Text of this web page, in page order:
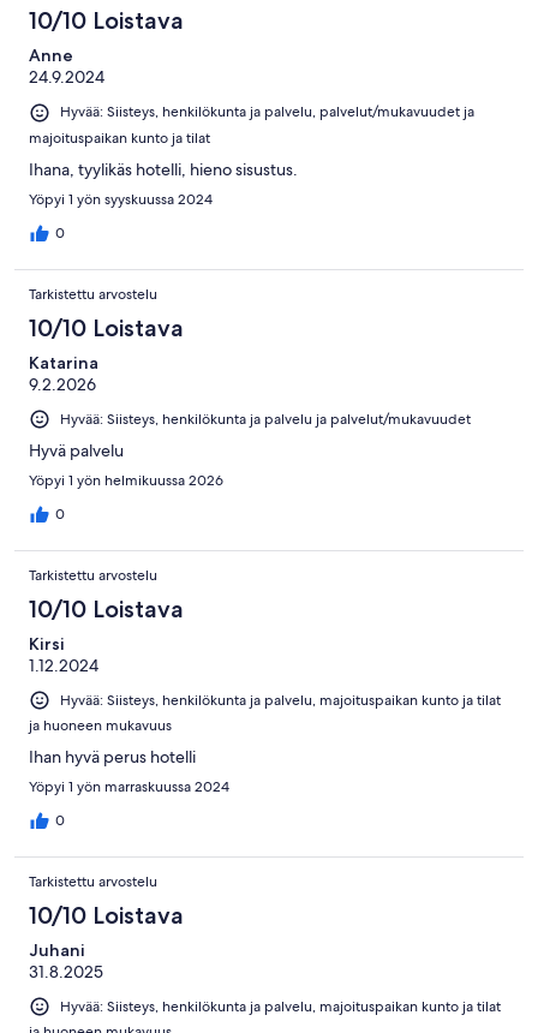
10/10 Loistava
Anne
24.9.2024
Hyvää: Siisteys, henkilökunta ja palvelu, palvelut/mukavuudet ja
majoituspaikan kunto ja tilat
Ihana, tyylikäs hotelli, hieno sisustus.
Yöpyi 1 yön syyskuussa 2024
0
Tarkistettu arvostelu
10/10 Loistava
Katarina
9.2.2026
Hyvää: Siisteys, henkilökunta ja palvelu ja palvelut/mukavuudet
Hyvä palvelu
Yöpyi 1 yön helmikuussa 2026
0
Tarkistettu arvostelu
10/10 Loistava
Kirsi
1.12.2024
Hyvää: Siisteys, henkilökunta ja palvelu, majoituspaikan kunto ja tilat
ja huoneen mukavuus
Ihan hyvä perus hotelli
Yöpyi 1 yön marraskuussa 2024
0
Tarkistettu arvostelu
10/10 Loistava
Juhani
31.8.2025
Hyvää: Siisteys, henkilökunta ja palvelu, majoituspaikan kunto ja tilat